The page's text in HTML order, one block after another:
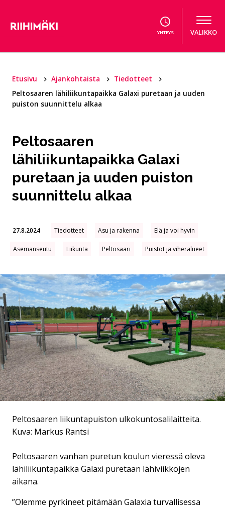
YHTEYS VALIKKO
Etusivu Ajankohtaista
Tiedotteet
Peltosaaren lähiliikuntapaikka Galaxi puretaan ja uuden
puiston suunnittelu alkaa
Peltosaaren
lähiliikuntapaikka Galaxi
puretaan ja uuden puiston
suunnittelu alkaa
27.8.2024 Tiedotteet Asu ja rakenna Elä ja voi hyvin
Asemanseutu Liikunta Peltosaari Puistot ja viheralueet
Peltosaaren liikuntapuiston ulkokuntosalilaitteita.
Kuva: Markus Rantsi
Peltosaaren vanhan puretun koulun vieressä oleva
lähiliikuntapaikka Galaxi puretaan lähiviikkojen
aikana.
”Olemme pyrkineet pitämään Galaxia turvallisessa